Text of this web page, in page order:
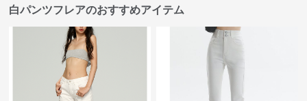
白パンツフレアのおすすめアイテム